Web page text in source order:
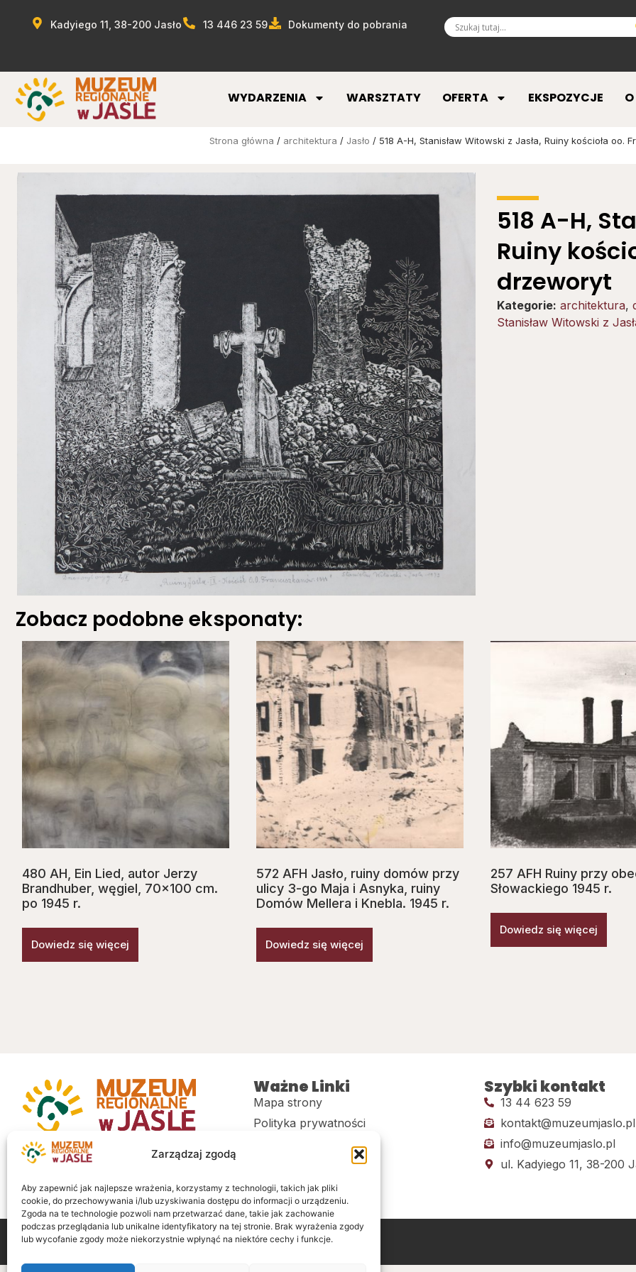
Zarządzaj zgodą
Aby zapewnić jak najlepsze wrażenia, korzystamy z technologii, takich jak pliki
cookie, do przechowywania i/lub uzyskiwania dostępu do informacji o urządzeniu.
Zgoda na te technologie pozwoli nam przetwarzać dane, takie jak zachowanie
podczas przeglądania lub unikalne identyfikatory na tej stronie. Brak wyrażenia zgody
lub wycofanie zgody może niekorzystnie wpłynąć na niektóre cechy i funkcje.
Kadyiego 11, 38-200 Jasło 13 446 23 59 Dokumenty do pobrania
WYDARZENIA WARSZTATY OFERTA EKSPOZYCJE
Strona główna / architektura / Jasło / 518 A-H, Stanisław Witowski z Jasła, Ruiny kościoła oo.
518 A-H,
Ruiny
drzeworyt
Kategorie: architektura,
Stanisław Witowski z
Zobacz podobne eksponaty:
480 AH, Ein Lied, autor Jerzy
Brandhuber, węgiel, 70×100 cm.
po 1945 r.
Dowiedz się więcej
572 AFH Jasło, ruiny domów przy
ulicy 3-go Maja i Asnyka, ruiny
Domów Mellera i Knebla. 1945 r.
Dowiedz się więcej
257 AFH Ruiny przy
Słowackiego 1945 r.
Dowiedz się więcej
Muzeum regionalne w Jaśle im. dr.
Stanisława Kadyiego
Ważne Linki
Mapa strony
Polityka prywatności
Deklaracja dostępności
Sklep
Szybki kontakt
13 44 623 59
kontakt@muzeumjaslo.pl
info@muzeumjaslo.pl
ul. Kadyiego 11, 38-200
Wszelkie prawa zastrzeżoneRealizacja: LiderOnline